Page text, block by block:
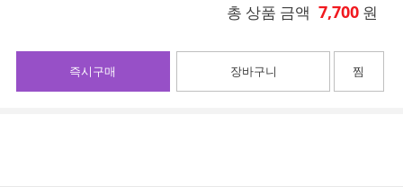
총 상품 금액 7,700 원
장바구니
즉시구매 찜